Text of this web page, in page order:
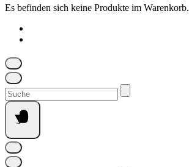
Es befinden sich keine Produkte im Warenkorb.
Suchen
nach: